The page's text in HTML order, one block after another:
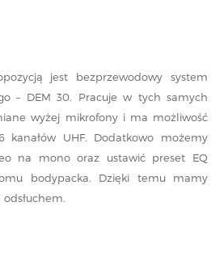
jest bezprzewodowy system
– DEM 30. Pracuje w tych samych
wyżej mikrofony i ma możliwość
UHF. Dodatkowo możemy
na mono oraz ustawić preset EQ
bodypacka. Dzięki temu mamy